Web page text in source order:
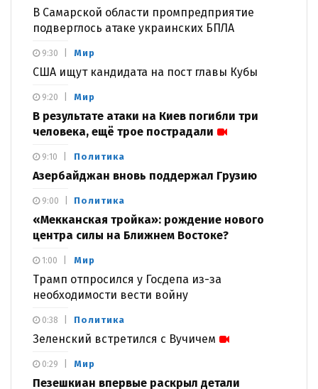
В Самарской области промпредприятие
подверглось атаке украинских БПЛА
Мир
США ищут кандидата на пост главы Кубы
9:30
Мир
В результате атаки на Киев погибли три
человека, ещё трое пострадали
9:20
Политика
Азербайджан вновь поддержал Грузию
9:10
Политика
«Мекканская тройка»: рождение нового
центра силы на Ближнем Востоке?
9:00
Мир
Трамп отпросился у Госдепа из-за
необходимости вести войну
1:00
Политика
Зеленский встретился с Вучичем
0:38
Мир
Пезешкиан впервые раскрыл детали
0:29